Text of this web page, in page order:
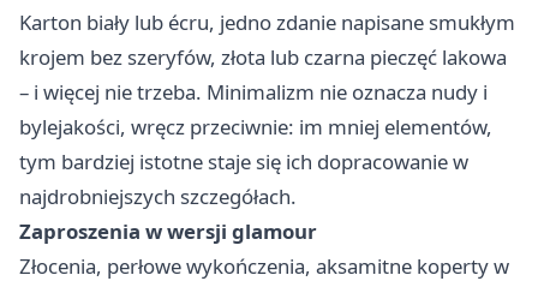
Karton biały lub écru, jedno zdanie napisane smukłym
krojem bez szeryfów, złota lub czarna pieczęć lakowa
– i więcej nie trzeba. Minimalizm nie oznacza nudy i
bylejakości, wręcz przeciwnie: im mniej elementów,
tym bardziej istotne staje się ich dopracowanie w
najdrobniejszych szczegółach.
Zaproszenia w wersji glamour
Złocenia, perłowe wykończenia, aksamitne koperty w